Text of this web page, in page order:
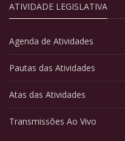
ATIVIDADE LEGISLATIVA
Agenda de Atividades
Pautas das Atividades
Atas das Atividades
Transmissões Ao Vivo